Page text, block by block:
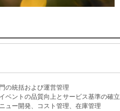
の統括および運営管理
ベントの品質向上とサービス基準の確立
ュー開発、コスト管理、在庫管理